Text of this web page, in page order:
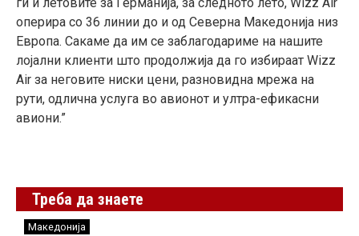
оперира со 36 линии до и од Северна Македонија низ
Европа. Сакаме да им се заблагодариме на нашите
лојални клиенти што продолжија да го избираат Wizz
Air за неговите ниски цени, разновидна мрежа на
рути, одлична услуга во авионот и ултра-ефикасни
авиони.”
Треба да знаете
Македонија